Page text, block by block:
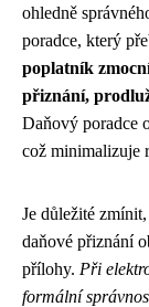
ohledně
poradce, který
poplatník
přiznání,
Daňový poradce
což minimalizuje
Je důležité
daňové přiznání
přílohy. Při
formální